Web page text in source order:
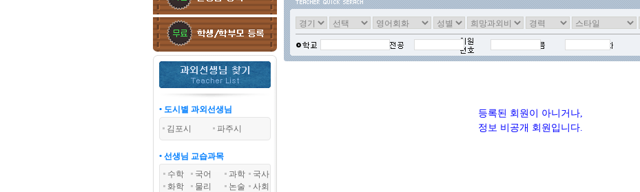
• 도시별 과외선생님
김포시
파주시
• 선생님 교습과목
수학
국어 과학
국사
화학
물리 논술
사회
등록된 회원이 아니거나,
정보 비공개 회원입니다.